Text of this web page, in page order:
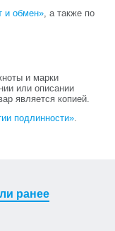
и обмен», а также по
и марки
или описании
является копией.
подлинности».
ранее